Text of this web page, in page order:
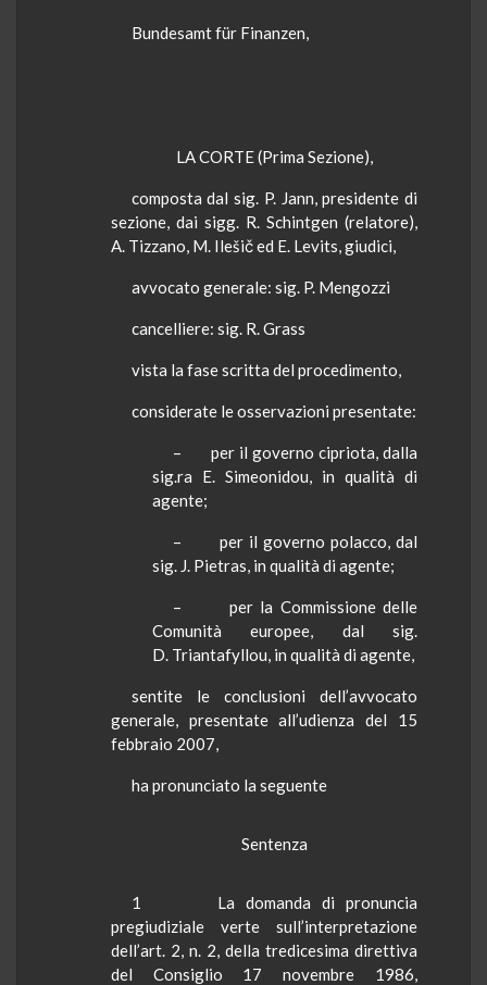
Bundesamtfür Finanzen,
LA CORTE(Prima Sezione),
composta dal sig. P. Jann, presidente di
sezione, dai sigg. R. Schintgen (relatore),
A. Tizzano, M. Ilešičed E. Levits, giudici,
avvocato generale: sig. P. Mengozzi
cancelliere: sig. R.Grass
vista la fase scritta del procedimento,
consideratele osservazioni presentate:
–
per il governo cipriota, dalla
sig.ra E. Simeonidou, in qualità di
agente;
–
per il governo polacco, dal
sig. J. Pietras, in qualità di agente;
– per la Commissionedelle
Comunità europee, dal sig.
D. Triantafyllou, in qualità di agente,
sentitele conclusioni dell’avvocato
generale, presentate all’udienza del 15
febbraio 2007,
ha pronunciato la seguente
Sentenza
1
La domanda di pronuncia
pregiudiziale verte sull’interpretazione
dell’art. 2, n. 2, della tredicesima direttiva
del Consiglio 17 novembre 1986,